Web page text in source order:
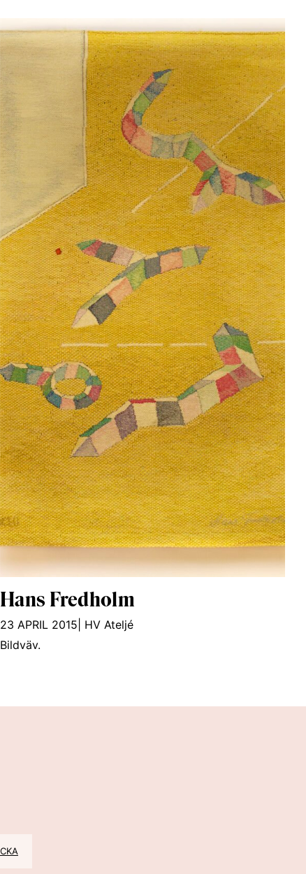
Hans Fredholm
23 APRIL 2015 HV Ateljé
Bildväv.